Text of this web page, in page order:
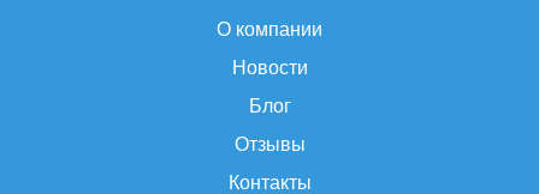
О компании
Новости
Блог
Отзывы
Контакты